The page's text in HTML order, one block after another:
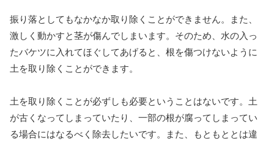
振り落としてもなかなか取り除くことができません。また、
激しく動かすと茎が傷んでしまいます。そのため、水の入っ
たバケツに入れてほぐしてあげると、根を傷つけないように
土を取り除くことができます。
土を取り除くことが必ずしも必要ということはないです。土
が古くなってしまっていたり、一部の根が腐ってしまってい
る場合にはなるべく除去したいです。また、もともととは違